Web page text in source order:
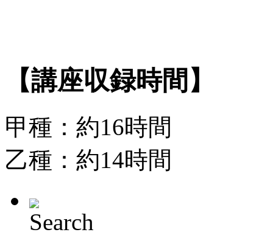
【講座収録時間】
甲種：約16時間
乙種：約14時間
Search